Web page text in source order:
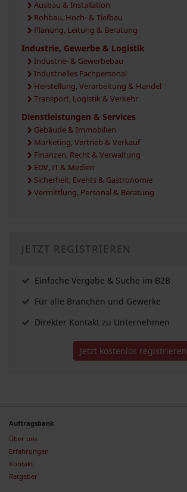
Ausbau & Installation
Rohbau, Hoch- & Tiefbau
Planung, Leitung & Beratung
Industrie, Gewerbe & Logistik
Industrie- & Gewerbebau
Industrielles Fachpersonal
Herstellung, Verarbeitung & Handel
Transport, Logistik & Verkehr
Dienstleistungen & Services
Gebäude & Immobilien
Marketing, Vertrieb & Verkauf
Finanzen, Recht & Verwaltung
EDV, IT & Medien
Sicherheit, Events & Gastronomie
Vermittlung, Personal & Beratung
JETZT REGISTRIEREN
Einfache Vergabe & Suche im B2B
Für alle Branchen und Gewerke
Direkter Kontakt zu Unternehmen
Jetzt kostenlos registrieren
Auftragsbank
Über uns
Erfahrungen
Kontakt
Ratgeber